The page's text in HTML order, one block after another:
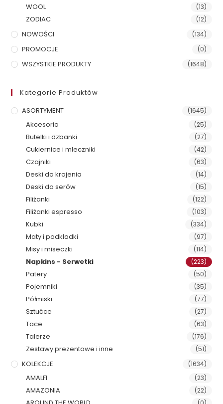
WOOL (13)
ZODIAC (12)
NOWOŚCI (134)
PROMOCJE (0)
WSZYSTKIE PRODUKTY (1648)
Kategorie Produktów
ASORTYMENT
(1645)
Akcesoria (25)
Butelki i dzbanki (27)
Cukiernice i mleczniki (42)
Czajniki (63)
Deski do krojenia (14)
Deski do serów (15)
Filiżanki (122)
Filiżanki espresso (103)
Kubki (334)
Maty i podkładki (97)
Misy i miseczki (114)
Napkins - Serwetki (223)
Patery (50)
Pojemniki (35)
Półmiski (77)
Sztućce (27)
Tace (63)
Talerze (176)
Zestawy prezentowe i inne (51)
KOLEKCJE (1634)
AMALFI (23)
AMAZONIA (22)